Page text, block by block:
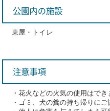
公園内の施設
東屋・トイレ
注意事項
・花火などの火気の使用はでき
・ゴミ、犬の糞の持ち帰りにご